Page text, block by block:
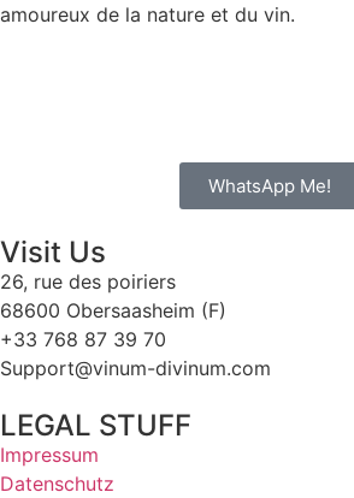
amoureux de la nature et du vin.
WhatsApp Me!
Visit Us
26, rue des poiriers
68600 Obersaasheim (F)
+33 768 87 39 70
Support@vinum-divinum.com
LEGAL STUFF
Impressum
Datenschutz